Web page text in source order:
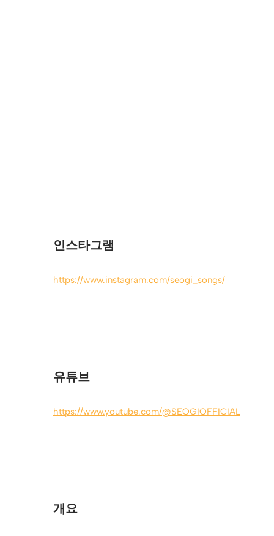
인스타그램
https://www.instagram.com/seogi_songs/
유튜브
https://www.youtube.com/@SEOGIOFFICIAL
개요